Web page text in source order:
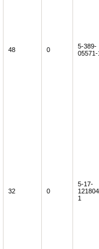
48 0
5-389-
05571-
32 0
5-17-
1